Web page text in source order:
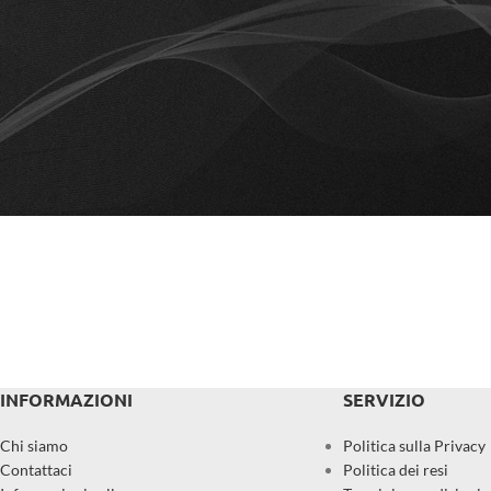
di iniziare. In ogni caso, benvenuto. ...
Continue reading
INFORMAZIONI
Chi siamo
Contattaci
SERVIZIO
Politica sulla Privacy
Politica dei resi